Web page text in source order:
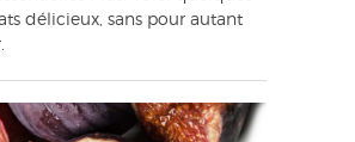
délicieux, sans pour autant